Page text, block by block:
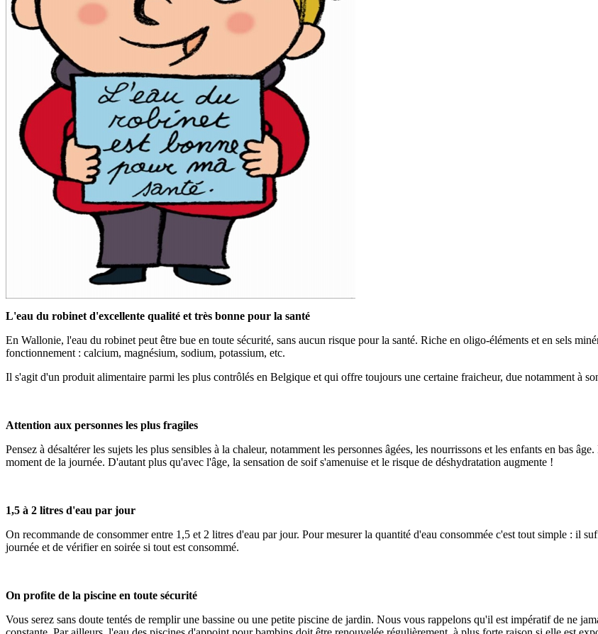
L'eau du robinet d'excellente qualité et très bonne pour la santé
En Wallonie, l'eau du robinet peut être bue en toute sécurité, sans aucun risque pour la santé. Riche en oligo-éléments et en sels
fonctionnement : calcium, magnésium, sodium, potassium, etc.
Il s'agit d'un produit alimentaire parmi les plus contrôlés en Belgique et qui offre toujours une certaine fraicheur, due notamment à
Attention aux personnes les plus fragiles
Pensez à désaltérer les sujets les plus sensibles à la chaleur, notamment les personnes âgées, les nourrissons et les enfants en bas
moment de la journée. D'autant plus qu'avec l'âge, la sensation de soif s'amenuise et le risque de déshydratation augmente !
1,5 à 2 litres d'eau par jour
On recommande de consommer entre 1,5 et 2 litres d'eau par jour. Pour mesurer la quantité d'eau consommée c'est tout simple : il
journée et de vérifier en soirée si tout est consommé.
On profite de la piscine en toute sécurité
Vous serez sans doute tentés de remplir une bassine ou une petite piscine de jardin. Nous vous rappelons qu'il est impératif de ne